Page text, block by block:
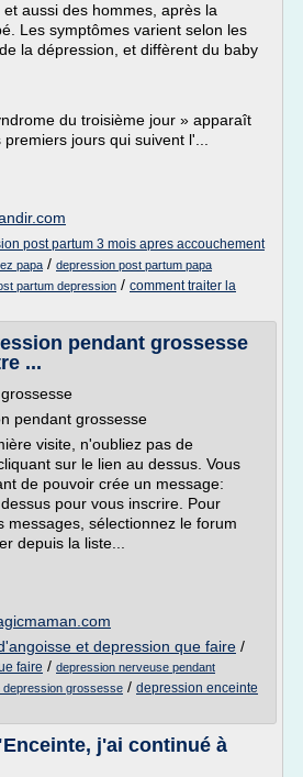
aussi des hommes, après la
Les symptômes varient selon les
la dépression, et diffèrent du baby
du troisième jour » apparaît
jours qui suivent l'...
post partum 3 mois apres accouchement
papa / depression post partum papa
partum depression / comment traiter la
pendant grossesse
...
pendant grossesse
visite, n'oubliez pas de
sur le lien au dessus. Vous
de pouvoir crée un message:
pour vous inscrire. Pour
messages, sélectionnez le forum
depuis la liste...
et depression que faire /
faire / depression nerveuse pendant
depression grossesse / depression enceinte
j'ai continué à